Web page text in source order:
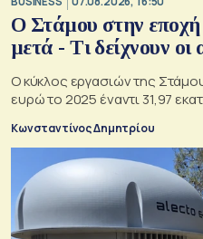
Ο Στάμου στην εποχή
μετά - Τι δείχνουν οι
Ο κύκλος εργασιών της
ευρώ το 2025 έναντι 31,97
Κωνσταντίνος Δημητρίου